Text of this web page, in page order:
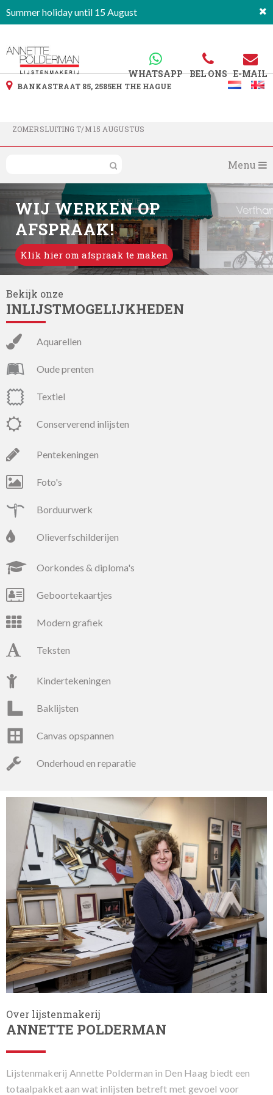
Summer holiday until 15 August
WHATSAPP BEL ONS E-MAIL
BANKASTRAAT 85, 2585EH THE HAGUE
ZOMERSLUITING T/M 15 AUGUSTUS
Menu
WIJ WERKEN OP
AFSPRAAK!
Klik hier om afspraak te maken
Bekijk onze
INLIJSTMOGELIJKHEDEN
aquarellen
oude prenten
textiel
conserverend inlijsten
pentekeningen
foto's
borduurwerk
olieverfschilderijen
oorkondes & diploma's
geboortekaartjes
modern grafiek
teksten
kindertekeningen
baklijsten
canvas opspannen
onderhoud en reparatie
Over lijstenmakerij
ANNETTE POLDERMAN
Lijstenmakerij Annette Polderman in Den Haag biedt een
totaalpakket aan wat inlijsten betreft met gevoel voor